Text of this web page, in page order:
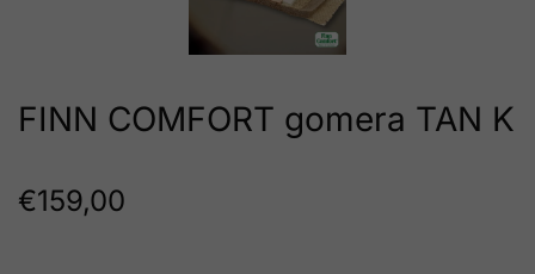
FINN COMFORT gomera TAN K
€159,00